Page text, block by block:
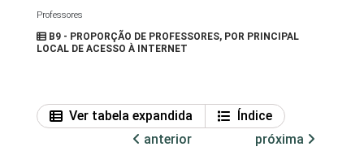
Professores
B9 - PROPORÇÃO DE PROFESSORES, POR PRINCIPAL
LOCAL DE ACESSO À INTERNET
Ver tabela expandida
Índice
anterior
próxima